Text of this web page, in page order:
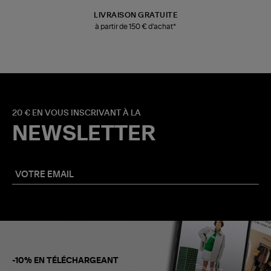
LIVRAISON GRATUITE
à partir de 150 € d'achat*
20 € EN VOUS INSCRIVANT À LA
NEWSLETTER
-10% EN TÉLÉCHARGEANT